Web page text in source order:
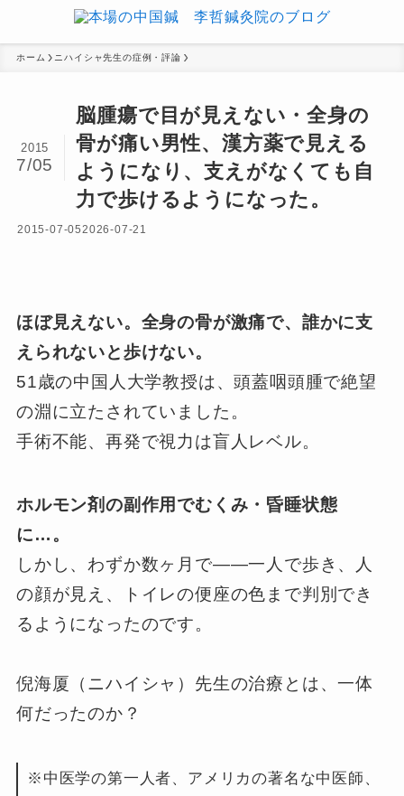
ホーム ニハイシャ先生の症例・評論
脳腫瘍で目が見えない・全身の
骨が痛い男性、漢方薬で見える
ようになり、支えがなくても自
力で歩けるようになった。
2015
7/05
2015-07-052026-07-21
ほぼ見えない。全身の骨が激痛で、誰かに支
えられないと歩けない。
51歳の中国人大学教授は、頭蓋咽頭腫で絶望
の淵に立たされていました。
手術不能、再発で視力は盲人レベル。
ホルモン剤の副作用でむくみ・昏睡状態
に…。
しかし、わずか数ヶ月で——一人で歩き、人
の顔が見え、トイレの便座の色まで判別でき
るようになったのです。
倪海厦（ニハイシャ）先生の治療とは、一体
何だったのか？
※中医学の第一人者、アメリカの著名な中医師、